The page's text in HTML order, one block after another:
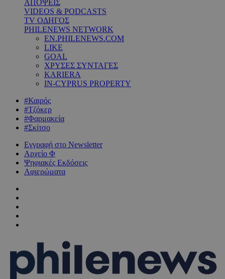
ΑΠΟΨΕΙΣ
VIDEOS & PODCASTS
TV ΟΔΗΓΟΣ
PHILENEWS NETWORK
EN.PHILENEWS.COM
LIKE
GOAL
ΧΡΥΣΕΣ ΣΥΝΤΑΓΕΣ
KARIERA
IN-CYPRUS PROPERTY
#Καιρός
#Τζόκερ
#Φαρμακεία
#Σκίτσο
Εγγραφή στο Newsletter
Αρχείο Φ
Ψηφιακές Εκδόσεις
Αφιερώματα